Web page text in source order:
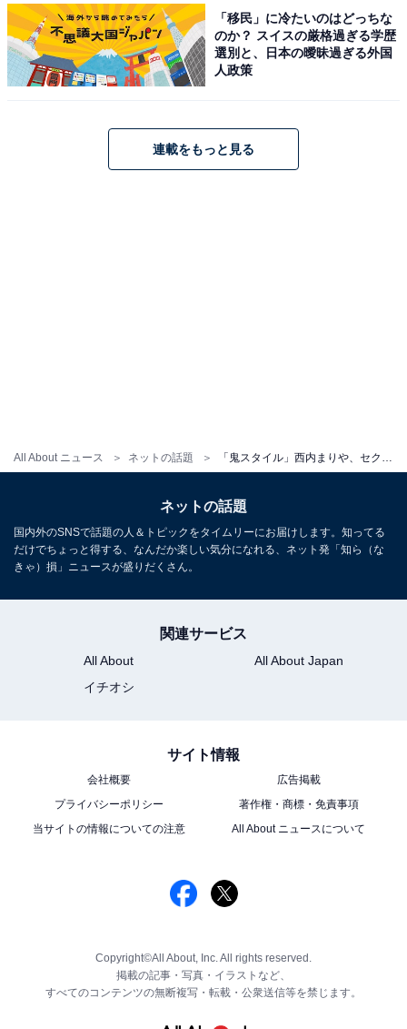
All About ニュース ネットの話題
「移民」に冷たいのはどっちな
のか？ スイスの厳格過ぎる学歴
選別と、日本の曖昧過ぎる外国
人政策
連載をもっと見る
ネットの話題
国内外のSNSで話題の人＆トピックをタイムリーにお届けします。知ってる
だけでちょっと得する、なんだか楽しい気分になれる、ネット発「知ら（な
きゃ）損」ニュースが盛りだくさん。
関連サービス
All About
All About Japan
イチオシ
サイト情報
会社概要
広告掲載
プライバシーポリシー
著作権・商標・免責事項
当サイトの情報についての注意
All About ニュースについて
Copyright©All About, Inc. All rights reserved.
掲載の記事・写真・イラストなど、
すべてのコンテンツの無断複写・転載・公衆送信等を禁じます。